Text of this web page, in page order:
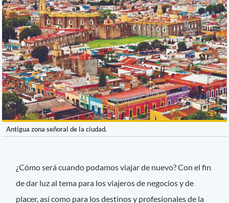
Antigua zona señoral de la ciudad.
¿Cómo será cuando podamos viajar de nuevo? Con el fin
de dar luz al tema para los viajeros de negocios y de
placer, así como para los destinos y profesionales de la